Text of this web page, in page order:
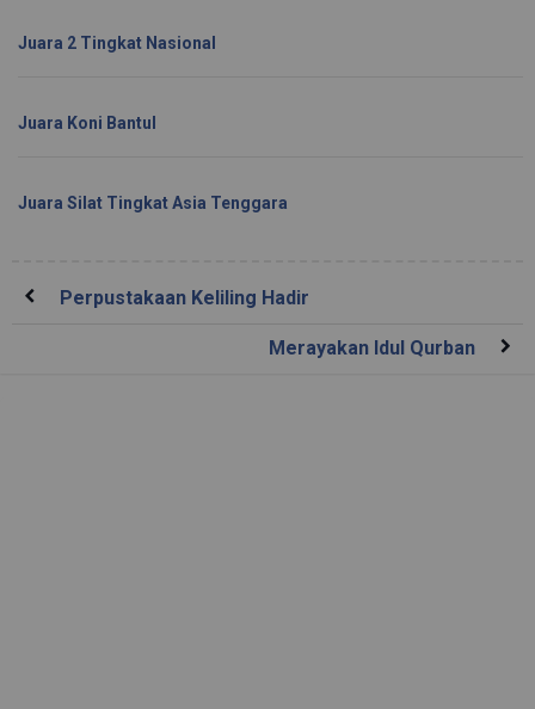
Juara 2 Tingkat Nasional
Juara Koni Bantul
Juara Silat Tingkat Asia Tenggara
Perpustakaan Keliling Hadir
Merayakan Idul Qurban